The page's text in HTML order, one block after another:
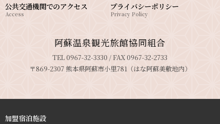
公共交通機関でのアクセス
Access
プライバシーポリシー
Privacy Policy
阿蘇温泉観光旅館協同組合
TEL 0967-32-3330 / FAX 0967-32-2733
〒869-2307 熊本県阿蘇市小里781（はな阿蘇美敷地内）
加盟宿泊施設